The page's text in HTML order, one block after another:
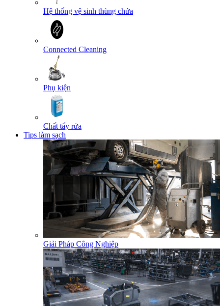
Hệ thống vệ sinh thùng chứa
Connected Cleaning
Phụ kiện
Chất tẩy rửa
Tips làm sạch
Giải Pháp Công Nghiệp